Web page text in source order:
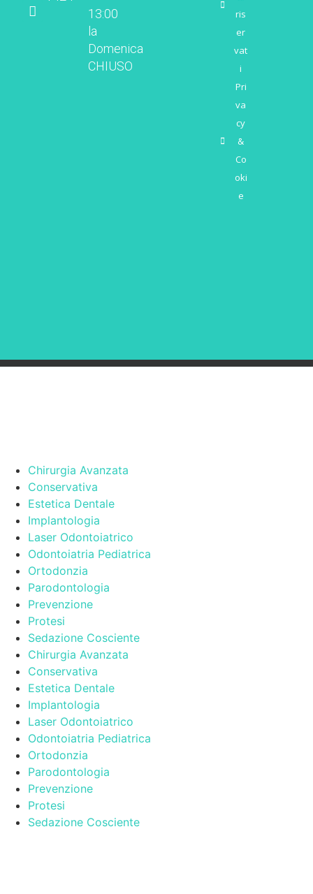
13:00
la
Domenica
CHIUSO
ris
er
vat
i
Pri
va
cy
&
Co
oki
e
Chirurgia Avanzata
Conservativa
Estetica Dentale
Implantologia
Laser Odontoiatrico
Odontoiatria Pediatrica
Ortodonzia
Parodontologia
Prevenzione
Protesi
Sedazione Cosciente
Chirurgia Avanzata
Conservativa
Estetica Dentale
Implantologia
Laser Odontoiatrico
Odontoiatria Pediatrica
Ortodonzia
Parodontologia
Prevenzione
Protesi
Sedazione Cosciente